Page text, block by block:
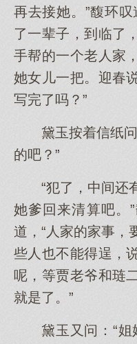
再去接她。”馥环
了一辈子，到临了
手帮的一个老人家
她女儿一把。迎春
写完了吗？”
黛玉按着信纸
的吧？”
“犯了，中间还
她爹回来清算吧。
道，“人家的家事，
些人也不能得逞，
呢，等贾老爷和琏
就是了。”
黛玉又问：“